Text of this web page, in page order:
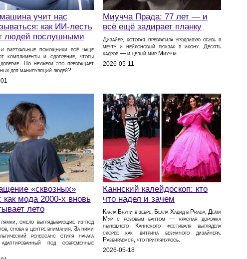
машина учит нас
как ИИ-лесть
людей послушными
виртуальные помощники всё чаще
комплименты и одобрение, чтобы
доверие. Но неужели это превращает
для манипуляций людей?
Миучча Прада: 77 лет — и
всё ещё задирает планку
Дизайер, которая превратила уродливую обувь в
мечту и нейлоновый рюкзак в икону. Десять
кадров — и целый мир Миуччи.
2026-05-11
«сквозных»
как мода 2000‑х вновь
лето
лямки, смело выглядывающие из‑под
снова в центре внимания. За ними
ренессанс стиля начала
под современные
Каннский калейдоскоп: кто
что надел и зачем
Карла Бруни в зебре, Белла Хадид в Prada, Деми
Мур с розовым бантом — красная дорожка
нынешнего Каннского фестиваля выглядела
скорее как витрина безумного дизайнера.
Разбираемся, что приглянулось.
2026-05-18